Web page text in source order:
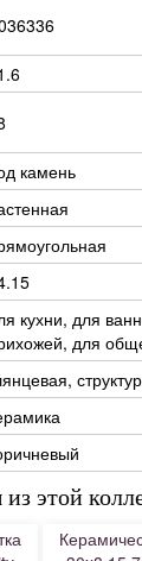
камень
кухни, для
для
этой